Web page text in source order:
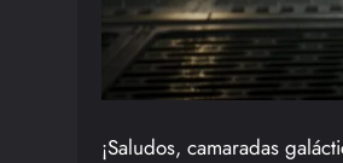
¡Saludos, camaradas